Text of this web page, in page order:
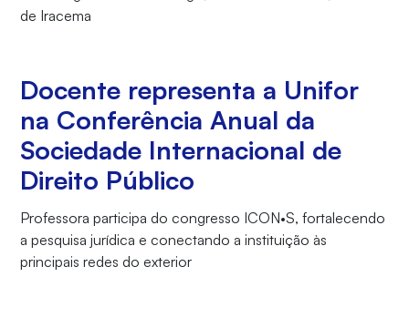
de Iracema
Docente representa a Unifor
na Conferência Anual da
Sociedade Internacional de
Direito Público
Professora participa do congresso ICON•S, fortalecendo
a pesquisa jurídica e conectando a instituição às
principais redes do exterior